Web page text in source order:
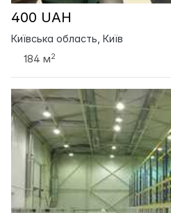
400 UAH
Київська область, Київ
184 м2